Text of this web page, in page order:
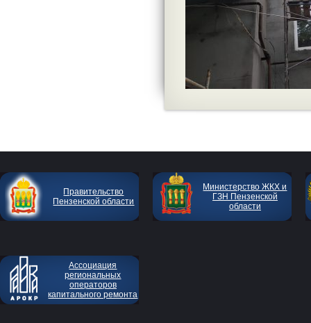
Правительство
Пензенской области
Министерство ЖКХ и
ГЗН Пензенской
области
Ассоциация
региональных
операторов
капитального ремонта